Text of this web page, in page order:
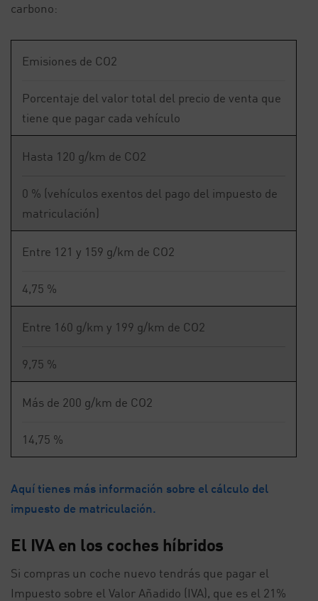
carbono:
Emisiones de CO2
Porcentaje del valor total del precio de venta que
tiene que pagar cada vehículo
Hasta 120 g/km de CO2
0 % (vehículos exentos del pago del impuesto de
matriculación)
Entre 121 y 159 g/km de CO2
4,75 %
Entre 160 g/km y 199 g/km de CO2
9,75 %
Más de 200 g/km de CO2
14,75 %
Aquí tienes más información sobre el cálculo del
impuesto de matriculación.
El IVA en los coches híbridos
Si compras un coche nuevo tendrás que pagar el
Impuesto sobre el Valor Añadido (IVA), que es el 21%